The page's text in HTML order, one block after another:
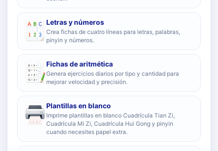
Letras y números
Crea fichas de cuatro líneas para letras, palabras,
pinyin y números.
Fichas de aritmética
Genera ejercicios diarios por tipo y cantidad para
mejorar velocidad y precisión.
Plantillas en blanco
Imprime plantillas en blanco Cuadrícula Tian Zi,
Cuadrícula Mi Zi, Cuadrícula Hui Gong y pinyin
cuando necesites papel extra.